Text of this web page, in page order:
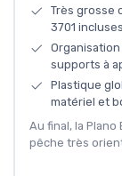
Très grosse
3701 incluses
supports à
Plastique
matériel et
Au final, la Plano
pêche très